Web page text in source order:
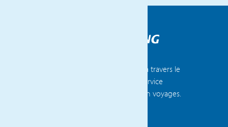
Voyages Flammang compte 14 agences à travers le
Luxembourg et la Belgique, offrant un service
clientèle exceptionnel et une expertise en voyages.